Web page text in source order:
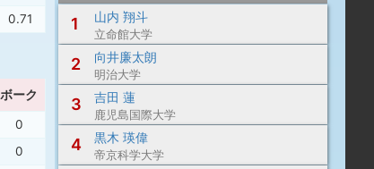
0.71
ボーク
0
0
1
山内 翔斗
立命館大学
2 向井廉太朗
明治大学
3 吉田 蓮
鹿児島国際大学
4 黒木 瑛偉
帝京科学大学